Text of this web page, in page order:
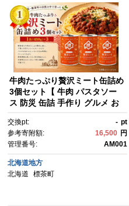
牛肉たっぷり贅沢ミート缶詰め
3個セット【 牛肉 パスタソー
ス 防災 缶詰 手作り グルメ お
交換pt: - pt
参考寄附額:
16,500 円
管理番号:
AM001
北海道地方
北海道
標茶町